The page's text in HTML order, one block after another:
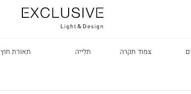
צמוד תקרה תלייה תאורת חוץ